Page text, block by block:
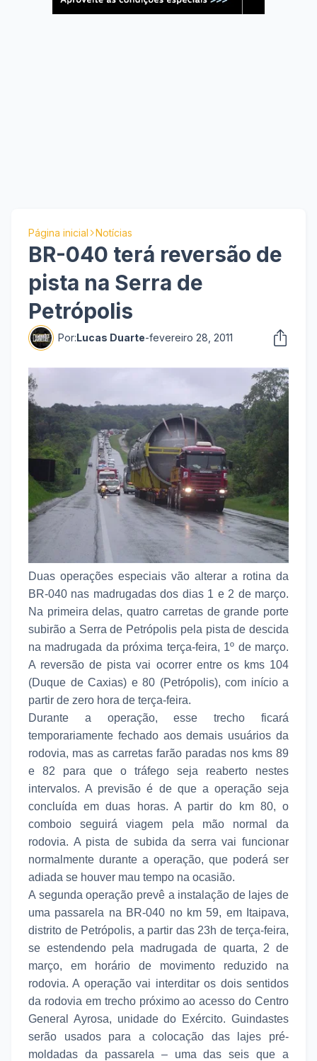
Página inicial Notícias
BR-040 terá reversão de
pista na Serra de
Petrópolis
Por:Lucas Duarte-fevereiro 28, 2011
Duas operações especiais vão alterar a rotina da
BR-040 nas madrugadas dos dias 1 e 2 de março.
Na primeira delas, quatro carretas de grande porte
subirão a Serra de Petrópolis pela pista de descida
na madrugada da próxima terça-feira, 1º de março.
A reversão de pista vai ocorrer entre os kms 104
(Duque de Caxias) e 80 (Petrópolis), com início a
partir de zero hora de terça-feira.
Durante a operação, esse trecho ficará
temporariamente fechado aos demais usuários da
rodovia, mas as carretas farão paradas nos kms 89
e 82 para que o tráfego seja reaberto nestes
intervalos. A previsão é de que a operação seja
concluída em duas horas. A partir do km 80, o
comboio seguirá viagem pela mão normal da
rodovia. A pista de subida da serra vai funcionar
normalmente durante a operação, que poderá ser
adiada se houver mau tempo na ocasião.
A segunda operação prevê a instalação de lajes de
uma passarela na BR-040 no km 59, em Itaipava,
distrito de Petrópolis, a partir das 23h de terça-feira,
se estendendo pela madrugada de quarta, 2 de
março, em horário de movimento reduzido na
rodovia. A operação vai interditar os dois sentidos
da rodovia em trecho próximo ao acesso do Centro
General Ayrosa, unidade do Exército. Guindastes
serão usados para a colocação das lajes pré-
moldadas da passarela – uma das seis que a